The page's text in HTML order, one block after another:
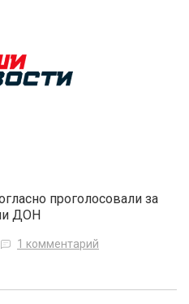
проголосовали за
ДОН
1 комментарий